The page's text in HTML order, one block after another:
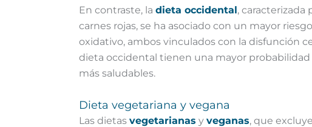
En contraste, la dieta occidental, caracterizada
carnes rojas, se ha asociado con un mayor
oxidativo, ambos vinculados con la disfunción
dieta occidental tienen una mayor
más saludables.
Dieta vegetariana y vegana
Las dietas vegetarianas y veganas, que